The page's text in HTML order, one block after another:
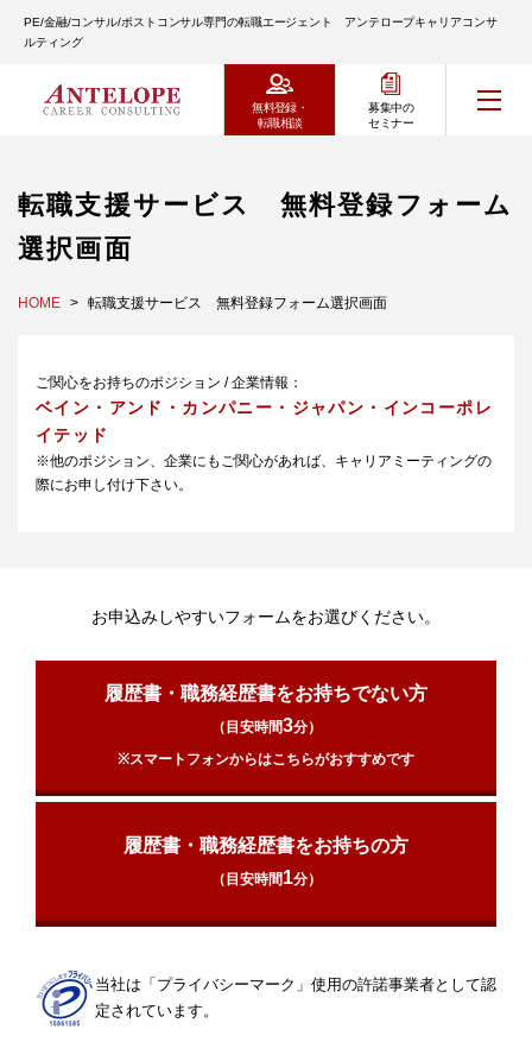
PE/金融/コンサル/ポストコンサル専門の転職エージェント アンテロープキャリアコンサ
ルティング
無料登録・
転職相談
募集中の
セミナー
転職支援サービス 無料登録フォーム
選択画面
HOME 転職支援サービス 無料登録フォーム選択画面
ご関心をお持ちのポジション / 企業情報：
ベイン・アンド・カンパニー・ジャパン・インコーポレ
イテッド
※他のポジション、企業にもご関心があれば、キャリアミーティングの
際にお申し付け下さい。
お申込みしやすいフォームをお選びください。
履歴書・職務経歴書をお持ちでない方
（目安時間3分）
※スマートフォンからはこちらがおすすめです
履歴書・職務経歴書をお持ちの方
（目安時間1分）
当社は「プライバシーマーク」使用の許諾事業者として認
定されています。